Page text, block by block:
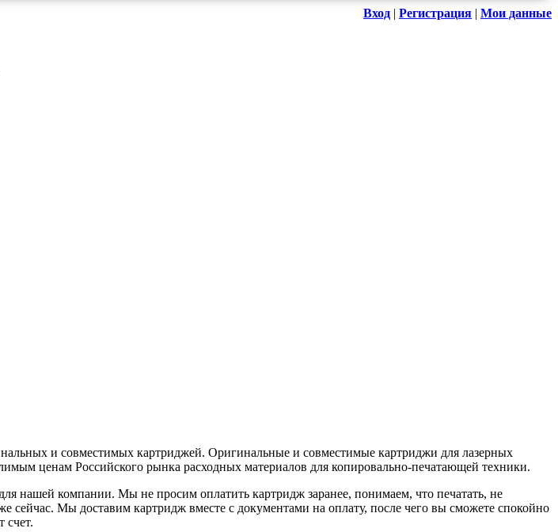
Вход | Регистрация | Мои данные
и совместимых картриджей. Оригинальные и совместимые картриджи для лазерных
ценам Российского рынка расходных материалов для копировально-печатающей техники.
нашей компании. Мы не просим оплатить картридж заранее, понимаем, что печатать, не
Мы доставим картридж вместе с документами на оплату, после чего вы сможете спокойно
счет.